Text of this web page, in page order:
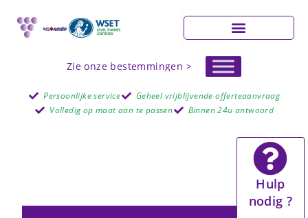
Zie onze bestemmingen >
Persoonlijke service
Geheel vrijblijvende offerteaanvraag
Volledig op maat aan te passen
Binnen 24u antwoord
Hulp
nodig ?